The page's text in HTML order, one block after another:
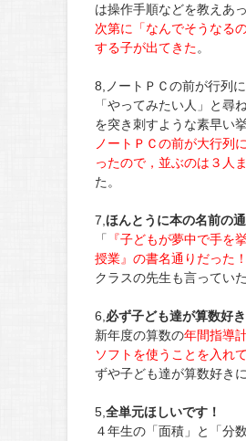
は操作手順などを教えあ
次第に「なんでそうなる
する子が出てきた。
8,ノートＰＣの前が行列に
「やってみたい人」と尋
を突き刺すような素早い挙
ノートＰＣの前が大行列
ったので，並ぶのは３人
た。
7, ほんとうに本の名前の
「
『子どもが夢中で手を
授業』の書名通りだった！
クラスの先生も言っていた
6, 必ず子ども達が算数好
新年度の算数の年間指導
ソフトを使うことを入れ
ずや子ども達が算数好き
5, 全単元ほしいです！
４年生の「面積」と「分